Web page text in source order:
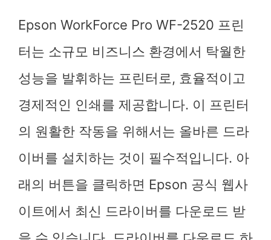
Epson WorkForce Pro WF-2520 프린
터는 소규모 비즈니스 환경에서 탁월한
성능을 발휘하는 프린터로, 효율적이고
경제적인 인쇄를 제공합니다. 이 프린터
의 원활한 작동을 위해서는 올바른 드라
이버를 설치하는 것이 필수적입니다. 아
래의 버튼을 클릭하면 Epson 공식 웹사
이트에서 최신 드라이버를 다운로드 받